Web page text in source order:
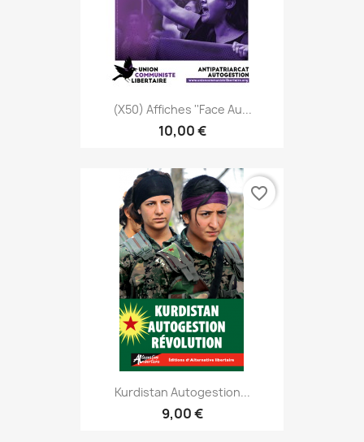
(x50) Affiches ''Face Au...
10,00 €
Kurdistan Autogestion...
9,00 €
favorite_border